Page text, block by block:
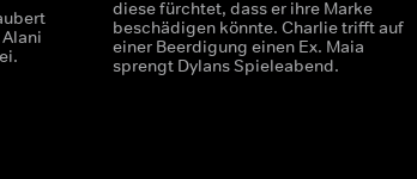
diese fürchtet, dass er ihre Marke
beschädigen könnte. Charlie trifft auf
einer Beerdigung einen Ex. Maia
sprengt Dylans Spieleabend.